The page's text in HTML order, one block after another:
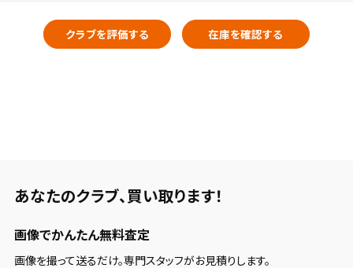
クラブを評価する 在庫を確認する
あなたのクラブ、 買い取ります！
画像でかんたん無料査定
画像を撮って送るだけ。専門スタッフがお見積りします。